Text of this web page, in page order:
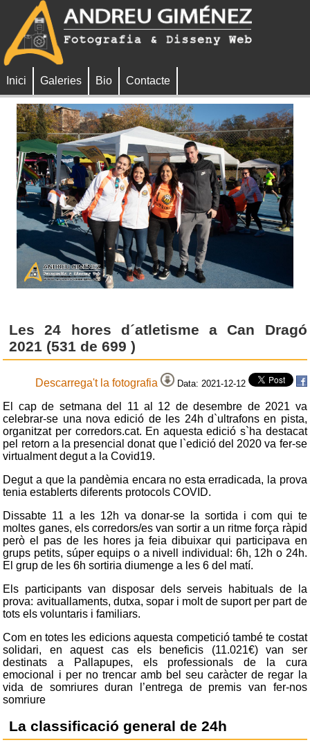
Inici Galeries Bio Contacte
Les 24 hores d´atletisme a Can Dragó
2021 (531 de 699 )
Descarrega't la fotografia Data: 2021-12-12
El cap de setmana del 11 al 12 de desembre de 2021 va
celebrar-se una nova edició de les 24h d`ultrafons en pista,
organitzat per corredors.cat. En aquesta edició s`ha destacat
pel retorn a la presencial donat que l`edició del 2020 va fer-se
virtualment degut a la Covid19.
Degut a que la pandèmia encara no esta erradicada, la prova
tenia establerts diferents protocols COVID.
Dissabte 11 a les 12h va donar-se la sortida i com qui te
moltes ganes, els corredors/es van sortir a un ritme força ràpid
però el pas de les hores ja feia dibuixar qui participava en
grups petits, súper equips o a nivell individual: 6h, 12h o 24h.
El grup de les 6h sortiria diumenge a les 6 del matí.
Els participants van disposar dels serveis habituals de la
prova: avituallaments, dutxa, sopar i molt de suport per part de
tots els voluntaris i familiars.
Com en totes les edicions aquesta competició també te costat
solidari, en aquest cas els beneficis (11.021€) van ser
destinats a Pallapupes, els professionals de la cura
emocional i per no trencar amb bel seu caràcter de regar la
vida de somriures duran l’entrega de premis van fer-nos
somriure
La classificació general de 24h